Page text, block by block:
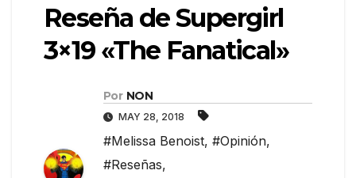
Reseña de Supergirl
3×19 «The Fanatical»
Por NON
MAY 28, 2018
#Melissa Benoist, #Opinión,
#Reseñas,